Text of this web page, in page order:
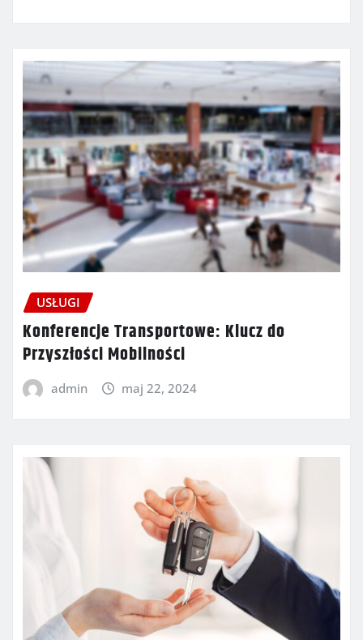
USŁUGI
Konferencje Transportowe: Klucz do
Przyszłości Mobilności
admin maj 22, 2024